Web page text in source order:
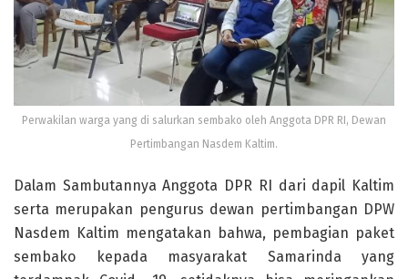
Perwakilan warga yang di salurkan sembako oleh Anggota DPR RI, Dewan
Pertimbangan Nasdem Kaltim.
Dalam Sambutannya Anggota DPR RI dari dapil Kaltim
serta merupakan pengurus dewan pertimbangan DPW
Nasdem Kaltim mengatakan bahwa, pembagian paket
sembako kepada masyarakat Samarinda yang